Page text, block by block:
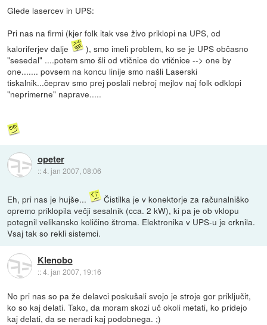
Glede lasercev in UPS:
Pri nas na firmi (kjer folk itak vse živo priklopi na UPS, od
kaloriferjev dalje
), smo imeli problem, ko se je UPS občasno
"sesedal" ....potem smo šli od vtičnice do vtičnice --> one by
one....... povsem na koncu linije smo našli Laserski
tiskalnik...čeprav smo prej poslali nebroj mejlov naj folk odklopi
"neprimerne" naprave.....
opeter
::4. jan 2007, 08:06
Eh, pri nas je hujše...
Čistilka je v konektorje za računalniško
opremo priklopila večji sesalnik (cca. 2 kW), ki pa je ob vklopu
potegnil velikansko količino štroma. Elektronika v UPS-u je crknila.
Vsaj tak so rekli sistemci.
Klenobo
::4. jan 2007, 19:16
No pri nas so pa že delavci poskušali svojo je stroje gor priključit,
ko so kaj delati. Tako, da moram skozi uč okoli metati, ko pridejo
kaj delati, da se neradi kaj podobnega. ;)